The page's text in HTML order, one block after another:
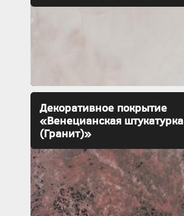
Декоративное покрытие
«Венецианская штукатурка
(Гранит)»